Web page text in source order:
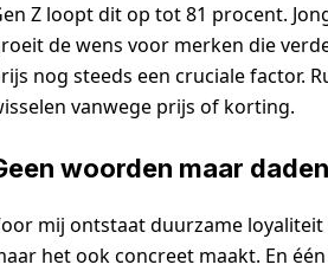
Z loopt dit op tot 81 procent.
de wens voor merken die
nog steeds een cruciale factor.
vanwege prijs of korting.
woorden maar daden
mij ontstaat duurzame
het ook concreet maakt. En